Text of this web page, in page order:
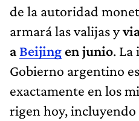
de la autoridad
armará las valijas y
aBeijing en junio. La
Gobierno argentino
exactamente en los
rigen hoy,